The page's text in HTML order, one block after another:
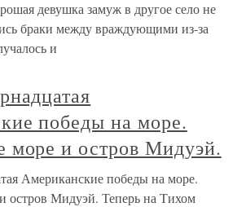
девушка замуж в другое село не
браки между враждующими из-за
и
победы на море.
море и остров Мидуэй.
Американские победы на море.
остров Мидуэй. Теперь на Тихом